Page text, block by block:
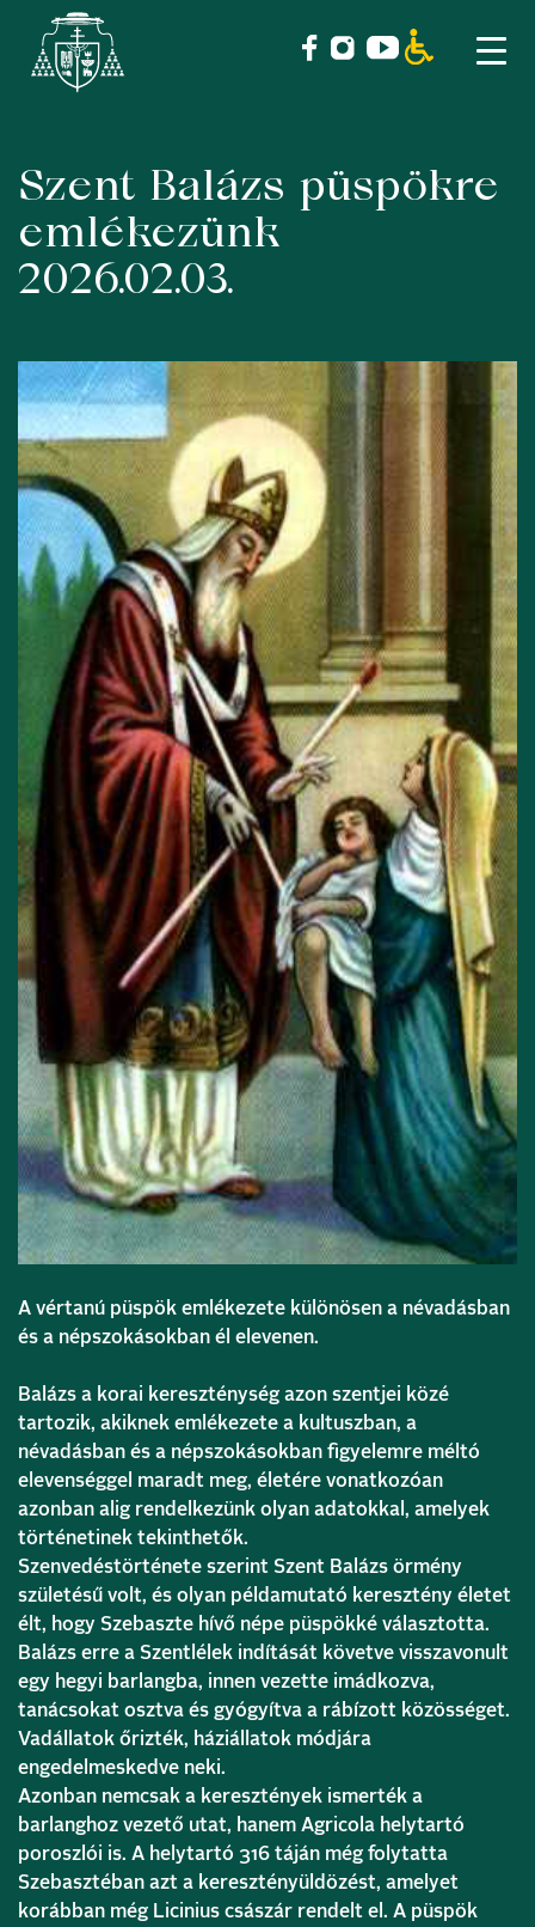
SkipSzent Balázs püspökre
emlékezünk
2026.02.03.
A vértanú püspök emlékezete különösen a névadásban
és a népszokásokban él elevenen.
Balázs a korai kereszténység azon szentjei közé
tartozik, akiknek emlékezete a kultuszban, a
névadásban és a népszokásokban figyelemre méltó
elevenséggel maradt meg, életére vonatkozóan
azonban alig rendelkezünk olyan adatokkal, amelyek
történetinek tekinthetők.
Szenvedéstörténete szerint Szent Balázs örmény
születésű volt, és olyan példamutató keresztény életet
élt, hogy Szebaszte hívő népe püspökké választotta.
Balázs erre a Szentlélek indítását követve visszavonult
egy hegyi barlangba, innen vezette imádkozva,
tanácsokat osztva és gyógyítva a rábízott közösséget.
Vadállatok őrizték, háziállatok módjára
engedelmeskedve neki.
Azonban nemcsak a keresztények ismerték a
barlanghoz vezető utat, hanem Agricola helytartó
poroszlói is. A helytartó 316 táján még folytatta
Szebasztéban azt a keresztényüldözést, amelyet
korábban még Licinius császár rendelt el. A püspök